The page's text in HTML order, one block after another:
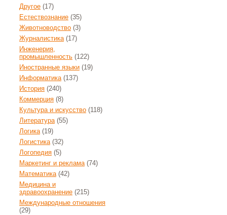
Другое (17)
Естествознание (35)
Животноводство (3)
Журналистика(17)
Инженерия,
промышленность (122)
Иностранные языки (19)
Информатика(137)
История (240)
Коммерция (8)
Культура и искусство (118)
Литература(55)
Логика(19)
Логистика(32)
Логопедия (5)
Маркетинг и реклама(74)
Математика(42)
Медицина и
здравоохранение (215)
Международные отношения
(29)